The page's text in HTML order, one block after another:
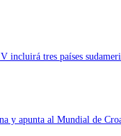
incluirá tres países
y apunta al Mundial de